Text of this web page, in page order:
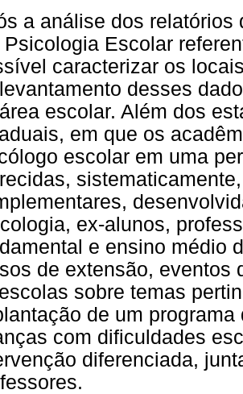
a análise dos
Psicologia Escolar
caracterizar os
desses
escolar. Além dos
em que os
escolar em uma
ex-alunos,
e ensino médio
de extensão, eventos
sobre temas
de um
com dificuldades
diferenciada,